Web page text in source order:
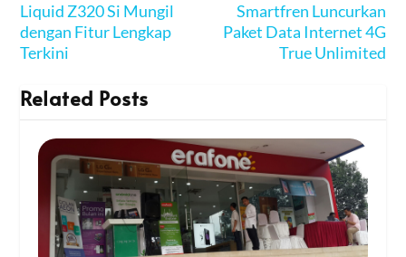
Liquid Z320 Si Mungil
dengan Fitur Lengkap
Terkini
Smartfren Luncurkan
Paket Data Internet 4G
True Unlimited
Related Posts